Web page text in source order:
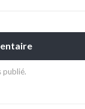
publié.